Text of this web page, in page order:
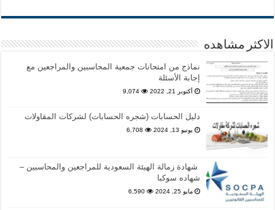
الاكثر مشاهده
نماذج من امتحانات جمعية المحاسبين والمراجعين مع
إجابة الأسئلة
أكتوبر 21, 2022 9,074
دليل الحسابات (شجره الحسابات) لشركات المقاولات
يونيو 13, 2024 6,708
شهادة زمالة الهيئة السعودية للمراجعين والمحاسبين –
شهاده سوكبا
مايو 25, 2024 6,590